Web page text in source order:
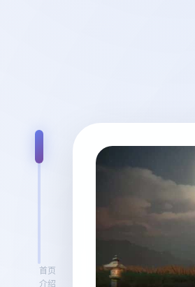
首页
介绍